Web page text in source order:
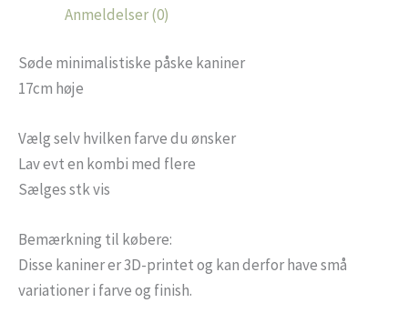
Anmeldelser (0)
Søde minimalistiske påske kaniner
17cm høje
Vælg selv hvilken farve du ønsker
Lav evt en kombi med flere
Sælges stk vis
Bemærkning til købere:
Disse kaniner er 3D-printet og kan derfor have små
variationer i farve og finish.